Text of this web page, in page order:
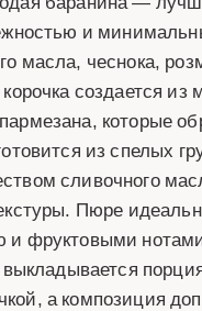
и
масла, чеснока,
создается из
которые
из спелых
сливочного
Пюре
и фруктовыми
а композиция